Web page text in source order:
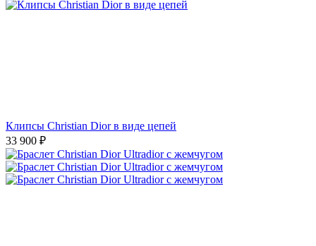
Клипсы Christian Dior в виде цепей
33 900 ₽